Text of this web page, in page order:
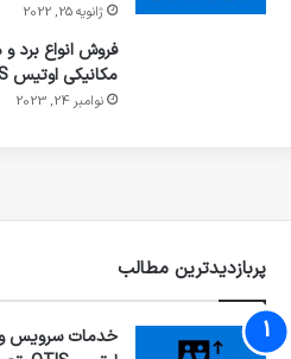
ژانویه 25, 2022
فروش انواع برد
مکانیکی اوتیس OTIS
نوامبر 24, 2023
پربازدیدترین مطالب
خدمات سرویس و